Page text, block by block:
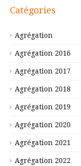
Catégories
Agrégation
Agrégation 2016
Agrégation 2017
Agrégation 2018
Agrégation 2019
Agrégation 2020
Agrégation 2021
Agrégation 2022